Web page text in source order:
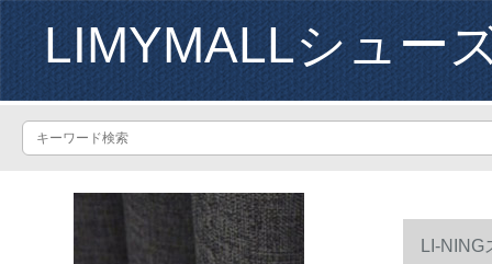
LIMYMALLシュー
LI-